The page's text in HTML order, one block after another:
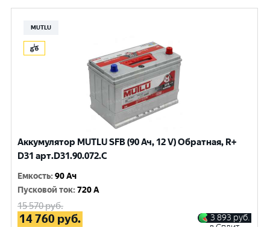
MUTLU
Аккумулятор MUTLU SFB (90 Ач, 12 V) Обратная, R+
D31 арт.D31.90.072.C
Емкость:90 Ач
Пусковой ток:720 A
15 570руб.
14 760 руб. 3 893 руб.